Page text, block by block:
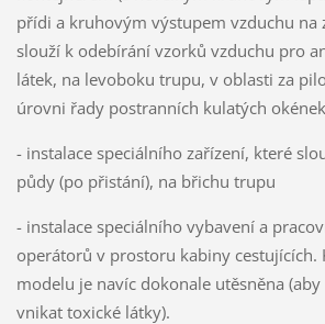
přídi a kruhovým výstupem vzduchu na
slouží k odebírání vzorků vzduchu pro
látek, na levoboku trupu, v oblasti za
úrovni řady postranních kulatých
- instalace speciálního zařízení, které
půdy (po přistání), na břichu trupu
- instalace speciálního vybavení a
operátorů v prostoru kabiny cestujících.
modelu je navíc dokonale utěsněna
vnikat toxické látky).